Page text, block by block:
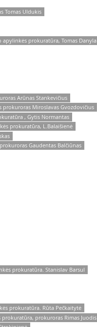
Tomas Uldukis
prokuratūra, Tomas Danyla
Arūnas Stankevičius
Miroslavas Gvozdovičius
, Gytis Normantas
prokuratūra, L.Balaišienė
Gaudentas Balčiūnas
prokuratūra. Stanislav Barsul
prokuratūra. Rūta Pečkaitytė
prokuroras Rimas Juodis